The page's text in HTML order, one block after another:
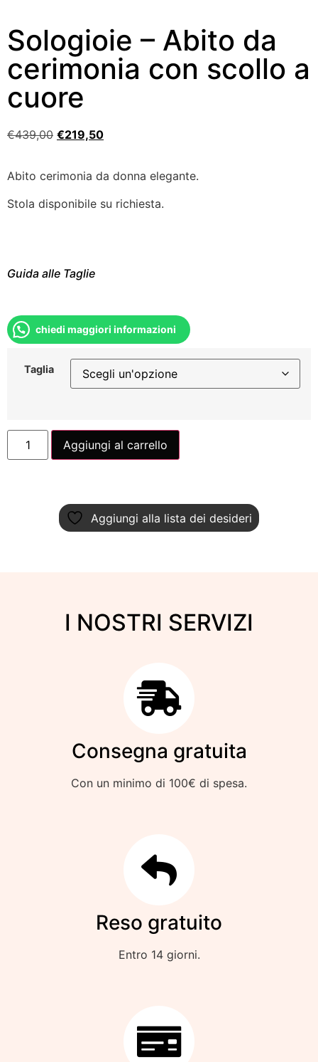
Sologioie – Abito da
cerimonia con scollo a
cuore
€439,00 €219,50
Abito cerimonia da donna elegante.
Stola disponibile su richiesta.
Guida alle Taglie
chiedi maggiori informazioni
Taglia
Aggiungi al carrello
Aggiungi alla lista dei desideri
I NOSTRI SERVIZI
Consegna gratuita
Con un minimo di 100€ di spesa.
Reso gratuito
Entro 14 giorni.